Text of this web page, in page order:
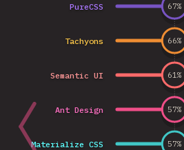
Materialize CSS
Ant Design
Semantic UI
Tachyons
PureCSS
57%
57%
61%
66%
67%